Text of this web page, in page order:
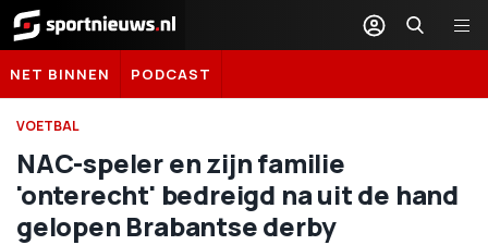
Sportnieuws.nl
NET BINNEN PODCAST
VOETBAL
NAC-speler en zijn familie
'onterecht' bedreigd na uit de hand
gelopen Brabantse derby